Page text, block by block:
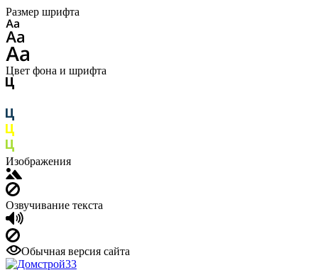
Размер шрифта
Цвет фона и шрифта
Изображения
Озвучивание текста
Обычная версия сайта